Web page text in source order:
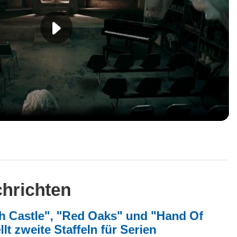
Castle", "Red Oaks" und "Hand Of
zweite Staffeln für Serien